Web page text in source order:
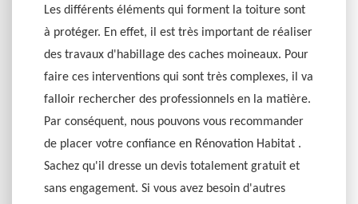
Les différents éléments qui forment la toiture sont
à protéger. En effet, il est très important de réaliser
des travaux d'habillage des caches moineaux. Pour
faire ces interventions qui sont très complexes, il va
falloir rechercher des professionnels en la matière.
Par conséquent, nous pouvons vous recommander
de placer votre confiance en Rénovation Habitat .
Sachez qu'il dresse un devis totalement gratuit et
sans engagement. Si vous avez besoin d'autres